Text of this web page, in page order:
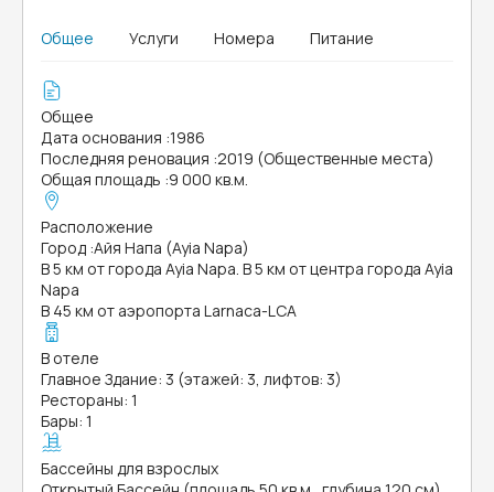
Общее Услуги Номера Питание
Общее
Дата основания :1986
Последняя реновация :2019 (Общественные места)
Общая площадь :9 000 кв.м.
Расположение
Город :Айя Напа (Ayia Napa)
В 5 км от города Ayia Napa. В 5 км от центра города Ayia
Napa
В 45 км от аэропорта Larnaca-LCA
В отеле
Главное Здание: 3 (этажей: 3, лифтов: 3)
Рестораны: 1
Бары: 1
Бассейны для взрослых